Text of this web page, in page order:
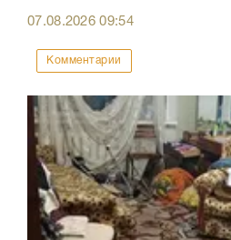
07.08.202609:54
Комментарии